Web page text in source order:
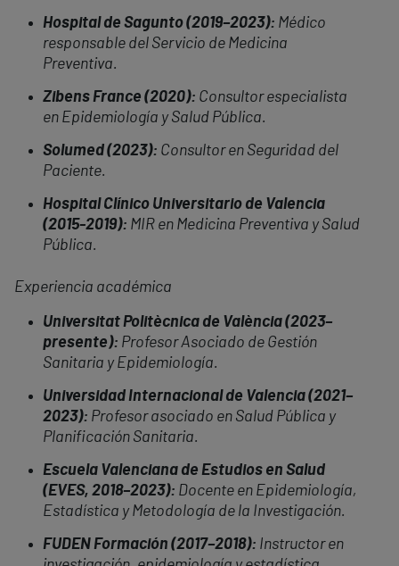
Hospital de Sagunto (2019–2023): Médico
responsable del Servicio de Medicina
Preventiva.
Zibens France (2020): Consultor especialista
en Epidemiología y Salud Pública.
Solumed (2023): Consultor en Seguridad del
Paciente.
Hospital Clínico Universitario de Valencia
(2015-2019): MIR en Medicina Preventiva y Salud
Pública.
Experiencia académica
Universitat Politècnica de València (2023–
presente): Profesor Asociado de Gestión
Sanitaria y Epidemiología.
Universidad Internacional de Valencia (2021–
2023): Profesor asociado en Salud Pública y
Planificación Sanitaria.
Escuela Valenciana de Estudios en Salud
(EVES, 2018–2023): Docente en Epidemiología,
Estadística y Metodología de la Investigación.
FUDEN Formación (2017–2018): Instructor en